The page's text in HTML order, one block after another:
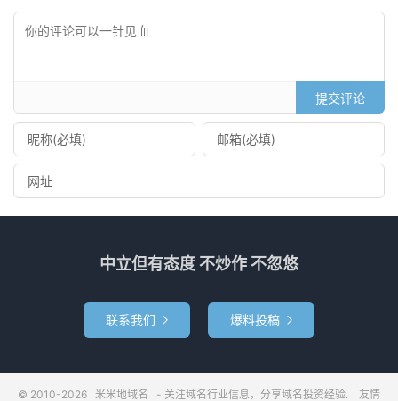
提交评论
中立但有态度 不炒作 不忽悠
联系我们  爆料投稿 
© 2010-2026 米米地域名 - 关注域名行业信息，分享域名投资经验. 友情